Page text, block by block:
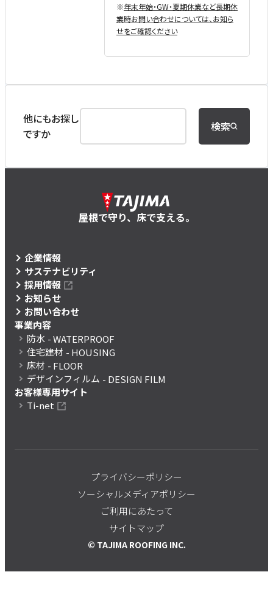
※年末年始・GW・夏期休業など⻑期休
業時お問い合わせについては、お知ら
せをご確認ください
他にもお探し
ですか
検索
屋根で守り、床で支える。
企業情報
サステナビリティ
採用情報
お知らせ
お問い合わせ
事業内容
防水 - WATERPROOF
住宅建材 - HOUSING
床材 - FLOOR
デザインフィルム - DESIGN FILM
お客様専用サイト
Ti-net
プライバシーポリシー
ソーシャルメディアポリシー
ご利用にあたって
サイトマップ
© TAJIMA ROOFING INC.